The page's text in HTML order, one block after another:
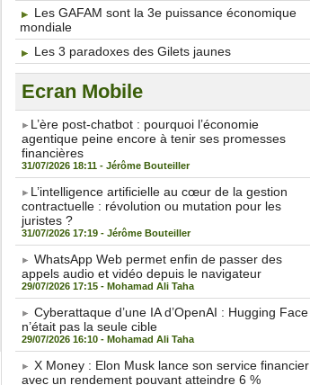
Les GAFAM sont la 3e puissance économique
mondiale
Les 3 paradoxes des Gilets jaunes
Ecran Mobile
​L’ère post-chatbot : pourquoi l’économie
agentique peine encore à tenir ses promesses
financières
31/07/2026 18:11 - Jérôme Bouteiller
​L’intelligence artificielle au cœur de la gestion
contractuelle : révolution ou mutation pour les
juristes ?
31/07/2026 17:19 - Jérôme Bouteiller
WhatsApp Web permet enfin de passer des
appels audio et vidéo depuis le navigateur
29/07/2026 17:15 - Mohamad Ali Taha
Cyberattaque d’une IA d’OpenAI : Hugging Face
n’était pas la seule cible
29/07/2026 16:10 - Mohamad Ali Taha
X Money : Elon Musk lance son service financier
avec un rendement pouvant atteindre 6 %